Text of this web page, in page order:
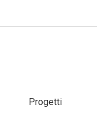
Progetti